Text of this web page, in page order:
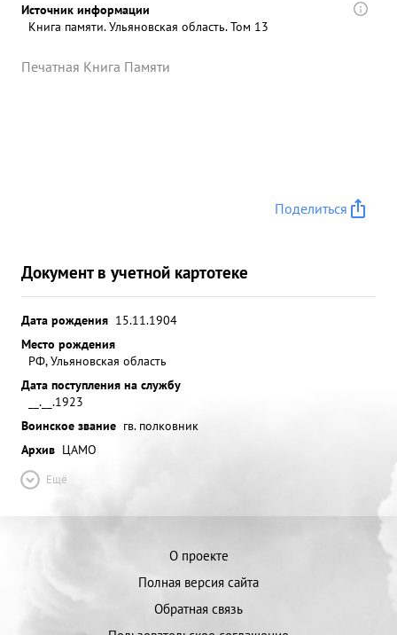
Источник информации
Книга памяти. Ульяновская область. Том 13
Печатная Книга Памяти
Поделиться
Документ в учетной картотеке
Дата рождения 15.11.1904
Место рождения
РФ, Ульяновская область
Дата поступления на службу
__.__.1923
Воинское звание гв. полковник
Архив ЦАМО
Ещё
О проекте
Полная версия сайта
Обратная связь